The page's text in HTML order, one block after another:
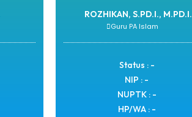
ROZHIKAN, S.PD.I., M.PD.I.
Guru PA Islam
Status : -
NIP : -
NUPTK : -
HP/WA : -